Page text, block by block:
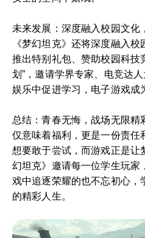
未来发展：深度融入校园文化
《梦幻坦克》还将深度融入
推出特别礼包、赞助校园科技
划”，邀请学界专家、电竞达
娱乐中促进学习，电子游戏成
总结：青春无悔，战场无限精
仅意味着福利，更是一份责任
想要敢于尝试，而游戏正是让
幻坦克》邀请每一位学生玩家
戏中追逐荣耀的也不忘初心，
的精彩人生。